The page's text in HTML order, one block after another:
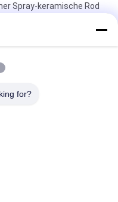
Spray-keramische Rod
Kipplaster-
for?